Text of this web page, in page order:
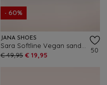
- 60%
JANA SHOES
€ 49,95 € 19,95
50